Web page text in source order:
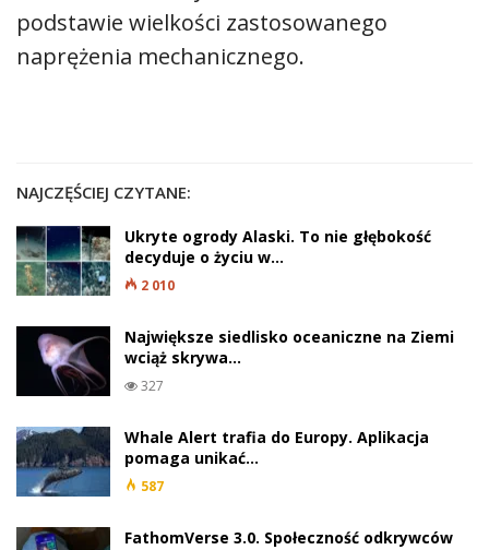
podstawie wielkości zastosowanego
naprężenia mechanicznego.
NAJCZĘŚCIEJ CZYTANE:
Ukryte ogrody Alaski. To nie głębokość
decyduje o życiu w…
2 010
Największe siedlisko oceaniczne na Ziemi
wciąż skrywa…
327
Whale Alert trafia do Europy. Aplikacja
pomaga unikać…
587
FathomVerse 3.0. Społeczność odkrywców